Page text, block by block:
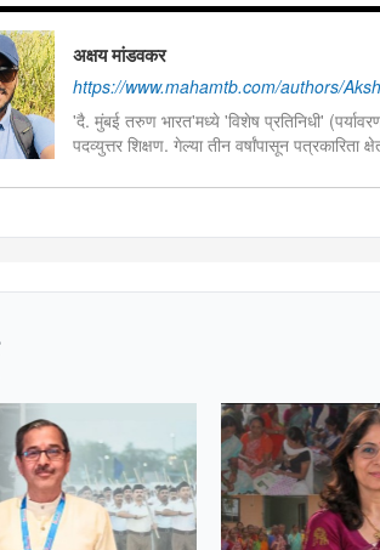
अक्षय मांडवकर
https://www.mahamtb.com/authors/
'दै. मुंबई तरुण भारत'मध्ये 'विशेष प्रतिनिधी'
पदव्युत्तर शिक्षण. गेल्या तीन वर्षांपासून पत्रकारिता
सहभाग. भारतीय शास्त्रीय नृत्यशैलीतील 'कथ्थक'